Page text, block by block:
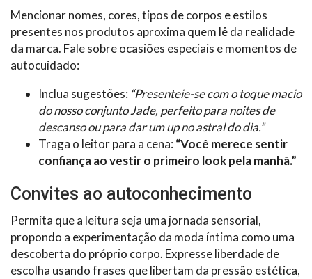
Mencionar nomes, cores, tipos de corpos e estilos
presentes nos produtos aproxima quem lê da realidade
da marca. Fale sobre ocasiões especiais e momentos de
autocuidado:
Inclua sugestões: “Presenteie-se com o toque macio
do nosso conjunto Jade, perfeito para noites de
descanso ou para dar um up no astral do dia.”
Traga o leitor para a cena: “Você merece sentir
confiança ao vestir o primeiro look pela manhã.”
Convites ao autoconhecimento
Permita que a leitura seja uma jornada sensorial,
propondo a experimentação da moda íntima como uma
descoberta do próprio corpo. Expresse liberdade de
escolha usando frases que libertam da pressão estética,